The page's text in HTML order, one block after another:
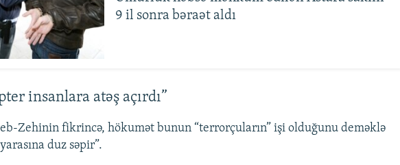
9 il sonra bəraət aldı
insanlara atəş açırdı”
Zehinin fikrincə, hökumət bunun “terrorçuların” işi olduğunu deməklə
duz səpir”.